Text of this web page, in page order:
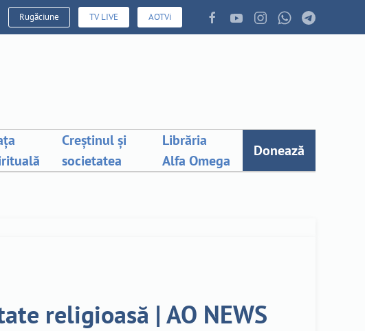
Rugăciune TV LIVE AOTVi
Creștinul și
societatea
Librăria
Alfa Omega
Donează
religioasă | AO NEWS